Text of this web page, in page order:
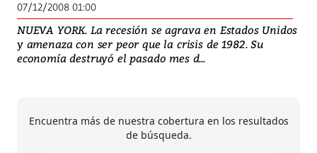
07/12/2008 01:00
NUEVA YORK. La recesión se agrava en Estados Unidos
y amenaza con ser peor que la crisis de 1982. Su
economía destruyó el pasado mes d...
Encuentra más de nuestra cobertura en los resultados
de búsqueda.